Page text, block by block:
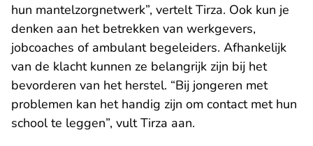
hun mantelzorgnetwerk”, vertelt Tirza. Ook kun je
denken aan het betrekken van werkgevers,
jobcoaches of ambulant begeleiders. Afhankelijk
van de klacht kunnen ze belangrijk zijn bij het
bevorderen van het herstel. “Bij jongeren met
problemen kan het handig zijn om contact met hun
school te leggen”, vult Tirza aan.